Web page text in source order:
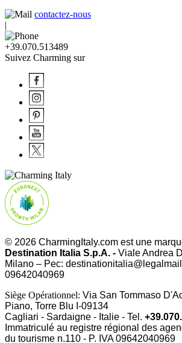
contactez-nous
|
+39.070.513489
Suivez Charming sur
© 2026 CharmingItaly.com est une
Destination Italia S.p.A. - Viale Andrea
Milano – Pec:
09642040969
Siège Opérationnel: Via San Tommaso
Piano, Torre Blu I-09134
Cagliari - Sardaigne - Italie - Tel.
Immatriculé au registre régional des
du tourisme n.110 - P. IVA09642040969